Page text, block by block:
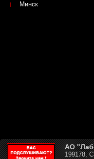
Минск
АО
199178,